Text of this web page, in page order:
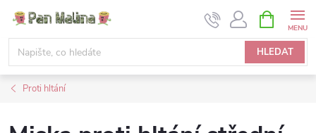
Přejít
obsah
HLEDAT
NÁKUPNÍ
KOŠÍK
Proti hltání